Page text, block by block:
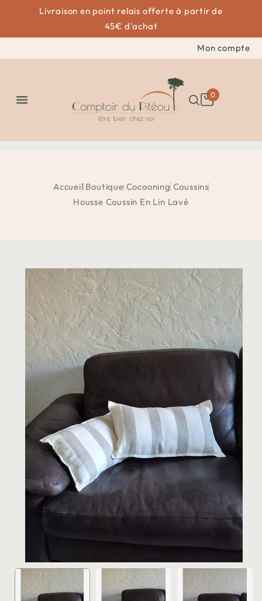
Livraison en point relais offerte à partir de
45€ d'achat
Mon compte
 0
Accueil Boutique Cocooning Coussins
Housse Coussin En Lin Lavé